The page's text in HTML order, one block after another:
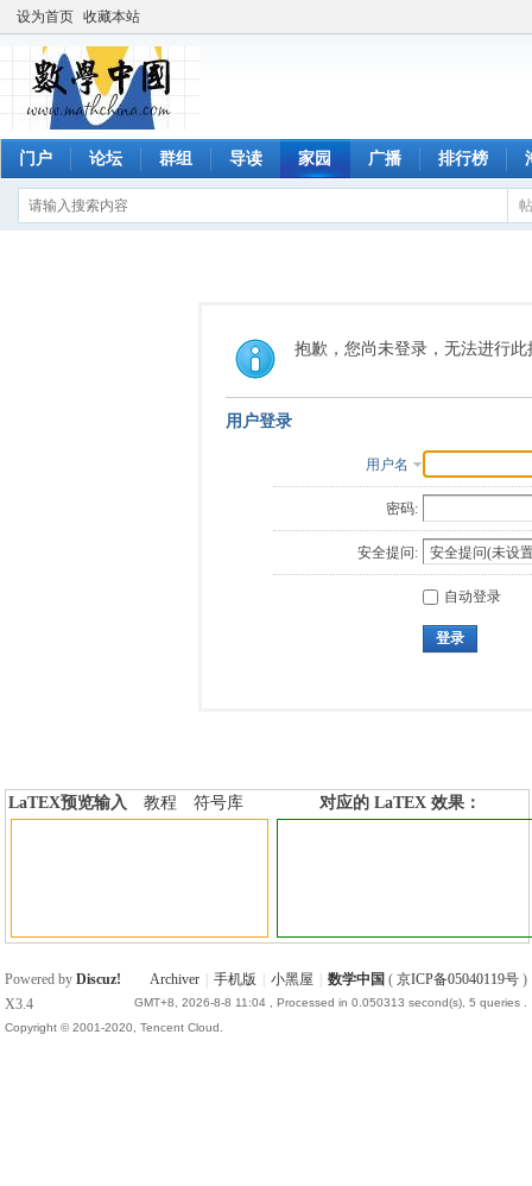
设为首页 收藏本站
门户 论坛 群组 导读 家园 广播 排行榜
抱歉，您尚未登录，无法进行此
用户登录
用户名
密码:
安全提问:
自动登录
登录
LaTEX预览输入 教程
符号库
对应的 LaTEX 效果：
Archiver 手机版 小黑屋 数学中国 ( 京ICP备05040119号)
GMT+8, 2026-8-8 11:04, Processed in 0.050313 second(s), 5 queries .
Powered byDiscuz!
X3.4
Copyright © 2001-2020, Tencent Cloud.